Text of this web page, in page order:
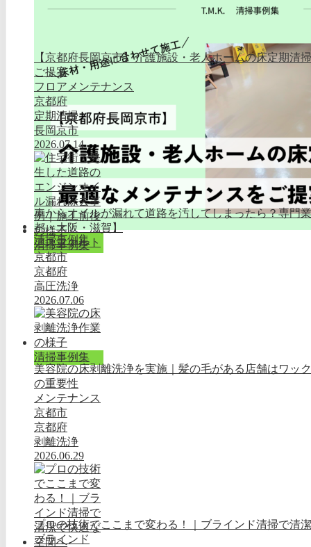
清掃事例集
【京都府長岡京市】介護施設・老人ホームの床定期清
ご提案
フロアメンテナンス
京都府
定期清掃
長岡京市
2026.07.14
清掃事例集
車からオイルが漏れて道路を汚してしまったら？専門
都・大阪・滋賀】
アスファルト
京都市
京都府
高圧洗浄
2026.07.06
清掃事例集
美容院の床剥離洗浄を実施｜髪の毛がある店舗はワッ
の重要性
メンテナンス
京都市
京都府
剥離洗浄
2026.06.29
プロの技術でここまで変わる！｜ブラインド清掃で清
ブラインド